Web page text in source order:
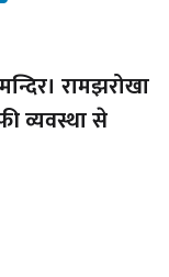
रामझरोखा
व्यवस्था से